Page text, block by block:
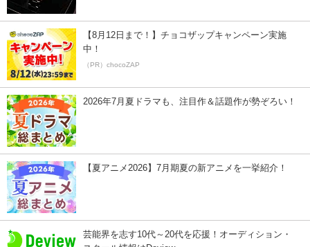
【8月12日まで！】チョコザップキャンペーン実施
中！
（PR）chocoZAP
2026年7月夏ドラマも、注目作＆話題作が勢ぞろい！
【夏アニメ2026】7月期夏の新アニメを一挙紹介！
芸能界を志す10代～20代を応援！オーディション・